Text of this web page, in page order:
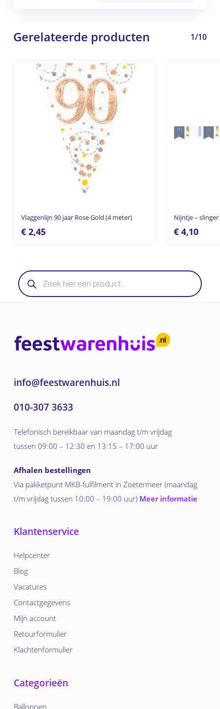
Gerelateerde producten 1/10
Vlaggenlijn 90 jaar Rose Gold (4 meter)
€2,45
Nijntje –
€4,10
Producten
zoeken
info@feestwarenhuis.nl
010-307 3633
Telefonisch bereikbaar van maandag t/m vrijdag
tussen 09:00 – 12:30 en 13:15 – 17:00 uur
Afhalen bestellingen
Via pakketpunt MKB-fulfilment in Zoetermeer (maandag
t/m vrijdag tussen 10:00 – 19:00 uur) Meer informatie
Klantenservice
Helpcenter
Blog
Vacatures
Contactgegevens
Mijn account
Retourformulier
Klachtenformulier
Categorieën
Ballonnen